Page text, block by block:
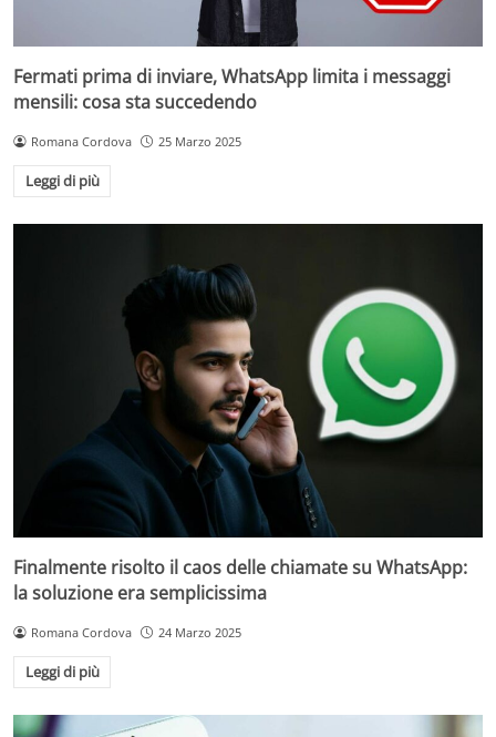
Fermati prima di inviare, WhatsApp limita i messaggi
mensili: cosa sta succedendo
Romana Cordova 25 Marzo 2025
Leggi di più
Finalmente risolto il caos delle chiamate su WhatsApp:
la soluzione era semplicissima
Romana Cordova 24 Marzo 2025
Leggi di più